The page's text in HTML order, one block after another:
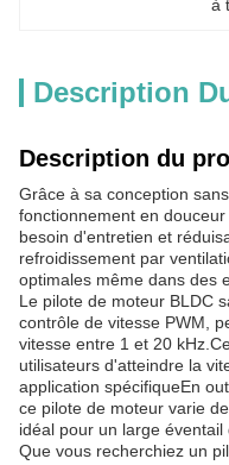
à
Description
Description du
Grâce à sa conception
fonctionnement en
besoin d'entretien et
refroidissement par
optimales même dans des
Le pilote de moteur BLDC
contrôle de vitesse PWM,
vitesse entre 1 et 20
utilisateurs d'atteindre la
application spécifiqueEn
ce pilote de moteur varie
idéal pour un large éventail
Que vous recherchiez un